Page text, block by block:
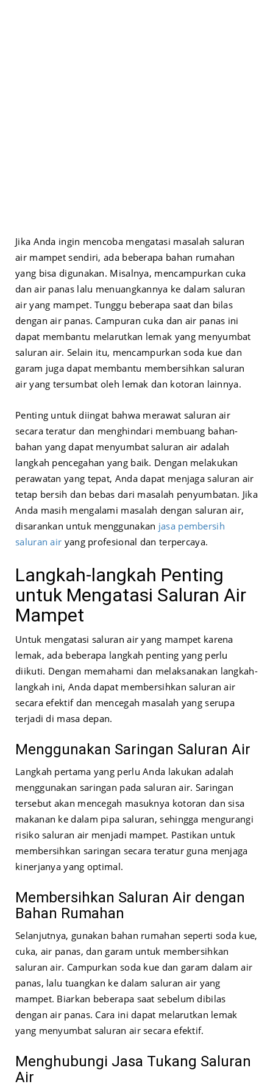
Jika Anda ingin mencoba mengatasi masalah saluran
air mampet sendiri, ada beberapa bahan rumahan
yang bisa digunakan. Misalnya, mencampurkan cuka
dan air panas lalu menuangkannya ke dalam saluran
air yang mampet. Tunggu beberapa saat dan bilas
dengan air panas. Campuran cuka dan air panas ini
dapat membantu melarutkan lemak yang menyumbat
saluran air. Selain itu, mencampurkan soda kue dan
garam juga dapat membantu membersihkan saluran
air yang tersumbat oleh lemak dan kotoran lainnya.
Penting untuk diingat bahwa merawat saluran air
secara teratur dan menghindari membuang bahan-
bahan yang dapat menyumbat saluran air adalah
langkah pencegahan yang baik. Dengan melakukan
perawatan yang tepat, Anda dapat menjaga saluran air
tetap bersih dan bebas dari masalah penyumbatan. Jika
Anda masih mengalami masalah dengan saluran air,
disarankan untuk menggunakan jasa pembersih
saluran air yang profesional dan terpercaya.
Langkah-langkah Penting
untuk Mengatasi Saluran Air
Mampet
Untuk mengatasi saluran air yang mampet karena
lemak, ada beberapa langkah penting yang perlu
diikuti. Dengan memahami dan melaksanakan langkah-
langkah ini, Anda dapat membersihkan saluran air
secara efektif dan mencegah masalah yang serupa
terjadi di masa depan.
Menggunakan Saringan Saluran Air
Langkah pertama yang perlu Anda lakukan adalah
menggunakan saringan pada saluran air. Saringan
tersebut akan mencegah masuknya kotoran dan sisa
makanan ke dalam pipa saluran, sehingga mengurangi
risiko saluran air menjadi mampet. Pastikan untuk
membersihkan saringan secara teratur guna menjaga
kinerjanya yang optimal.
Membersihkan Saluran Air dengan
Bahan Rumahan
Selanjutnya, gunakan bahan rumahan seperti soda kue,
cuka, air panas, dan garam untuk membersihkan
saluran air. Campurkan soda kue dan garam dalam air
panas, lalu tuangkan ke dalam saluran air yang
mampet. Biarkan beberapa saat sebelum dibilas
dengan air panas. Cara ini dapat melarutkan lemak
yang menyumbat saluran air secara efektif.
Menghubungi Jasa Tukang Saluran
Air